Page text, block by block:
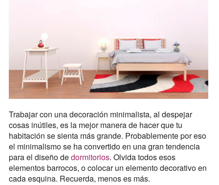
Trabajar con una decoración minimalista, al despejar
cosas inútiles, es la mejor manera de hacer que tu
habitación se sienta más grande. Probablemente por eso
el minimalismo se ha convertido en una gran tendencia
para el diseño dedormitorios. Olvida todos esos
elementos barrocos, o colocar un elemento decorativo en
cada esquina. Recuerda, menos es más.